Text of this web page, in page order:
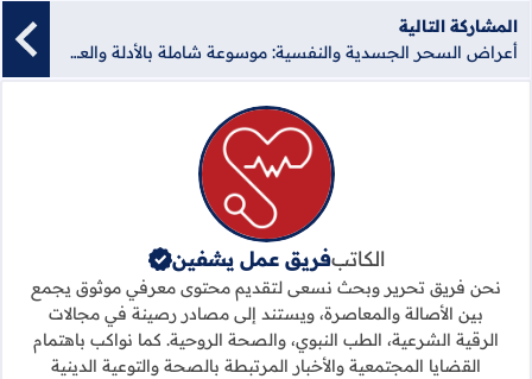
المشاركة التالية
أعراض السحر الجسدية والنفسية: موسوعة شاملة بالأدلة والعلامات المؤكدة
الكاتبفريق عمل يشفين
نحن فريق تحرير وبحث نسعى لتقديم محتوى معرفي موثوق يجمع
بين الأصالة والمعاصرة، ويستند إلى مصادر رصينة في مجالات
الرقية الشرعية، الطب النبوي، والصحة الروحية. كما نواكب باهتمام
القضايا المجتمعية والأخبار المرتبطة بالصحة والتوعية الدينية